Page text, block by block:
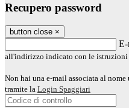
Recupero password
button close ×
all'indirizzo indicato con le istruzioni
Non hai una e-mail associata al
tramite la Login Spaggiari